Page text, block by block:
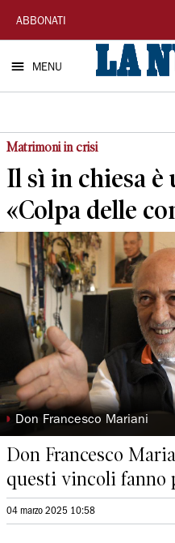
La
Nuova
Sardegna
ABBONATI
MENU
Matrimoni in crisi
Il sì in chiesa è
«Colpa delle
◗ Don Francesco Mariani
Don Francesco
questi vincoli fanno
04 marzo 2025 10:58